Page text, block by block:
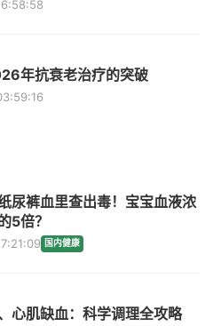
年抗衰老治疗的突破
尿裤血里查出毒！宝宝血液浓
5倍？
国内健康
心肌缺血：科学调理全攻略